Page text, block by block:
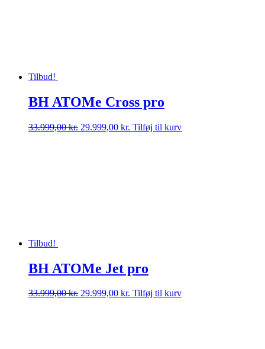
Tilbud!
BH ATOMe Cross pro
33.999,00kr. Den
29.999,00 kr. Den
Tilføj til kurv
Tilbud!
BH ATOMe Jet pro
33.999,00kr. Den
29.999,00 kr. Den
Tilføj til kurv